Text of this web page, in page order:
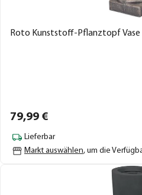
Roto Kunststoff-Pflanztopf Vase
79,99 €
Lieferbar
Markt auswählen, um die